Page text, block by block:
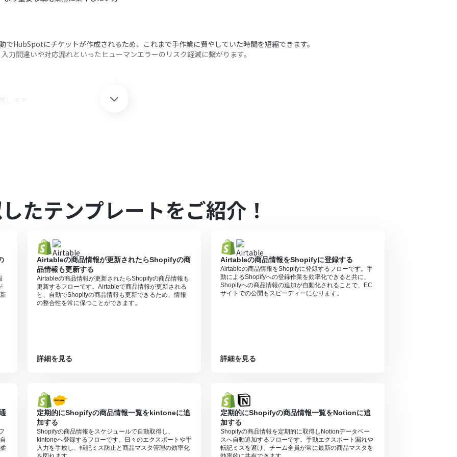
HubSpotにチケットが作成されるため、これまで手作業に費やしていた時間を短縮できます。
力間違いや対応漏れといったヒューマンエラーのリスク軽減に繋がります。
ます。
の注文金額や商品、顧客タグなど、任意の条件でチケット作成の対象を絞り込むことが可能です。
してください。
隔で起動間隔を選択できます。
で、ご注意ください。
のみご利用いただけるアプリとなっております。フリープラン・ミニプランの場合は設定しているフローボットのオ
ますので、ご注意ください。
ンは、2週間の無料トライアルを行うことが可能です。無料トライアル中には制限対象のアプリを使用することができ
たテンプレートをご紹介！
Airtableの商品情報が更新されたらShopifyの商
品情報も更新する
Airtableの商品情報が更新されたらShopifyの商品情報も
更新するフローです。Airtableで商品情報が更新される
と、自動でShopifyの商品情報も更新できるため、情報
の整合性を常に保つことができます。
詳細を見る
Airtableの商品情報をShopifyに登録する
Airtableの商品情報をShopifyに登録するフローです。手
動によるShopifyへの登録作業を効率化できると共に、
Shopifyへの商品情報の追加が自動化されることで、EC
サイトでの公開もスピーディーになります。
詳細を見る
定期的にShopifyの商品情報一覧をkintoneに追
加する
Shopifyの商品情報をスケジュールで自動取得し、
kintoneへ登録するフローです。日々のエクスポートや手
入力を手放し、転記ミス防止と商品マスタ管理の効率化
定期的にShopifyの商品情報一覧をNotionに追
加する
Shopifyの商品情報を定期的に取得しNotionデータベー
スへ自動追加するフローです。手動エクスポート漏れや
転記ミスを避け、チーム全員が常に最新の商品マスタを